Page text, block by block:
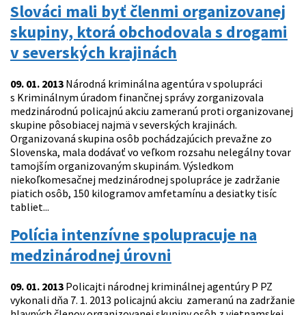
Slováci mali byť členmi organizovanej
skupiny, ktorá obchodovala s drogami
v severských krajinách
09. 01. 2013 Národná kriminálna agentúra v spolupráci
s Kriminálnym úradom finančnej správy zorganizovala
medzinárodnú policajnú akciu zameranú proti organizovanej
skupine pôsobiacej najmä v severských krajinách.
Organizovaná skupina osôb pochádzajúcich prevažne zo
Slovenska, mala dodávať vo veľkom rozsahu nelegálny tovar
tamojším organizovaným skupinám. Výsledkom
niekoľkomesačnej medzinárodnej spolupráce je zadržanie
piatich osôb, 150 kilogramov amfetamínu a desiatky tisíc
tabliet...
Polícia intenzívne spolupracuje na
medzinárodnej úrovni
09. 01. 2013 Policajti národnej kriminálnej agentúry P PZ
vykonali dňa 7. 1. 2013 policajnú akciu zameranú na zadržanie